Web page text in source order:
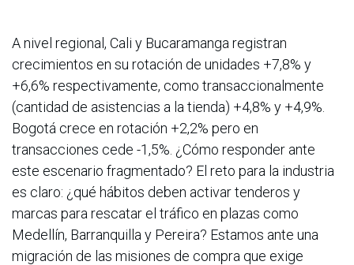
A nivel regional, Cali y Bucaramanga registran
crecimientos en su rotación de unidades +7,8% y
+6,6% respectivamente, como transaccionalmente
(cantidad de asistencias a la tienda) +4,8% y +4,9%.
Bogotá crece en rotación +2,2% pero en
transacciones cede -1,5%. ¿Cómo responder ante
este escenario fragmentado? El reto para la industria
es claro: ¿qué hábitos deben activar tenderos y
marcas para rescatar el tráfico en plazas como
Medellín, Barranquilla y Pereira? Estamos ante una
migración de las misiones de compra que exige